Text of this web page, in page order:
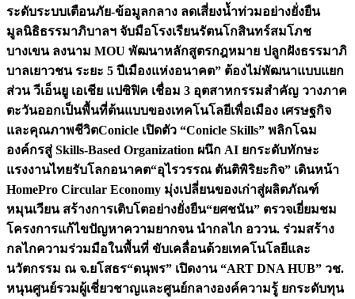
ระดับระบบเตือนภัย-ข้อมูลกลาง ลดเสี่ยงน้ำท่วมอย่างยั่งยืน
มูลนิธิธรรมาภิบาลฯ จับมือโรงเรียนรัตนโกสินทร์สมโภช
บางเขน ลงนาม MOU พัฒนาหลักสูตรกฎหมาย ปลูกฝังธรรมาภิ
บาลเยาวชน ระยะ 5 ปีเมืองแห่งอนาคต” ต้องไม่พัฒนาแบบแยก
ส่วน วีเอ็นยู เอเชีย แปซิฟิค เชื่อม 3 อุตสาหกรรมสำคัญ วางภาค
ตะวันออกเป็นพื้นที่ต้นแบบของเทคโนโลยีเพื่อเมือง เศรษฐกิจ
และคุณภาพชีวิตConicle เปิดตัว “Conicle Skills” พลิกโฉม
องค์กรสู่ Skills-Based Organization ผนึก AI ยกระดับทักษะ
แรงงานไทยรับโลกอนาคต“อุไรวรรณ ตันติพิริยะกิจ” เดินหน้า
HomePro Circular Economy มุ่งเปลี่ยนของเก่าสู่ผลิตภัณฑ์
หมุนเวียน สร้างการเติบโตอย่างยั่งยืน“ยศชนัน” ตรวจเยี่ยมชม
โครงการแก้ไขปัญหาความยากจน นำกลไก อววน. ร่วมสร้าง
กลไกความร่วมมือในพื้นที่ ขับเคลื่อนด้วยเทคโนโลยีและ
นวัตกรรม ณ จ.ยโสธร“ดนุพร” เปิดงาน “ART DNA HUB” วช.
หนุนศูนย์รวมผู้เชี่ยวชาญและศูนย์กลางองค์ความรู้ ยกระดับทุน